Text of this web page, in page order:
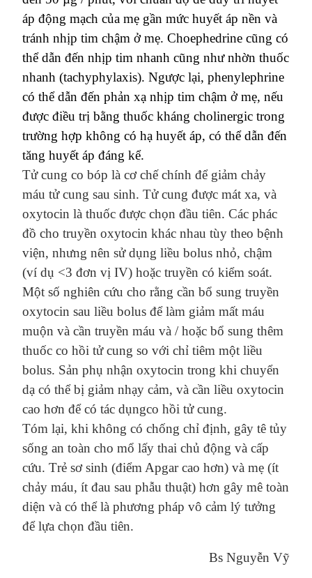
áp động mạch của mẹ gần mức huyết áp nền và
tránh nhịp tim chậm ởmẹ. Choephedrine cũng có
thể dẫn đến nhịp tim nhanh cũng như nhờn thuốc
nhanh (tachyphylaxis). Ngược lại, phenylephrine
có thể dẫn đến phản xạ nhịp tim chậm ởmẹ, nếu
được điều trị bằng thuốc kháng cholinergic trong
trường hợp không có hạ huyết áp, có thể dẫn đến
tăng huyết áp đáng kể.
Tử cung co bóp là cơ chế chính để giảm chảy
máu tử cung sau sinh. Tử cung được mát xa, và
oxytocin là thuốc được chọn đầu tiên. Các phác
đồ cho truyền oxytocin khác nhau tùy theo bệnh
viện, nhưng nên sử dụng liều bolus nhỏ, chậm
(ví dụ <3 đơn vị IV) hoặc truyền có kiểm soát.
Một số nghiên cứu cho rằng cần bổ sung truyền
oxytocin sau liều bolus đểlàm giảm mất máu
muộn và cần truyền máu và / hoặc bổ sung thêm
thuốc co hồi tử cung so với chỉ tiêm một liều
bolus. Sản phụ nhận oxytocin trong khi chuyển
dạ có thể bị giảm nhạy cảm, và cần liều oxytocin
cao hơn để có tác dụngco hồi tử cung.
Tóm lại, khi không có chống chỉ định, gây tê tủy
sống an toàn cho mổ lấy thai chủ động và cấp
cứu. Trẻ sơ sinh (điểm Apgar cao hơn) và mẹ (ít
chảy máu, ít đau sau phẫu thuật) hơn gây mê toàn
diện và có thểlà phương pháp vô cảm lý tưởng
đểlựa chọn đầu tiên.
Bs Nguyễn Vỹ